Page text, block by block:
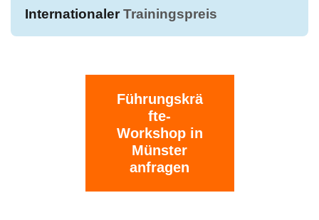
InternationalerTrainingspreis
Führungskrä
fte-
Workshop in
Münster
anfragen